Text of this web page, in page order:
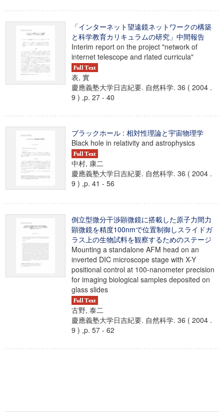
「インターネット望遠鏡ネットワークの構築
と科学教育カリキュラムの研究」中間報告
Interim report on the project "network of
internet telescope and rlated curricula"
表, 實
慶應義塾大学日吉紀要. 自然科学. 36 ( 2004 .
9 ) ,p. 27 - 40
ブラックホール : 相対性理論と宇宙物理学
Black hole in relativity and astrophysics
中村, 康二
慶應義塾大学日吉紀要. 自然科学. 36 ( 2004 .
9 ) ,p. 41 - 56
倒立型微分干渉顕微鏡に搭載した原子力間力
顕微鏡を精度100nmで位置制御しスライドガ
ラス上の生物試料を観察するためのステージ
Mounting a standalone AFM head on an
inverted DIC microscope stage with X-Y
positional control at 100-nanometer precision
for imaging biological samples deposited on
glass slides
古野, 泰二
慶應義塾大学日吉紀要. 自然科学. 36 ( 2004 .
9 ) ,p. 57 - 62